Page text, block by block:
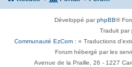
Développé parphpBB®
Traduit par
Communauté EzCom : « Traductions
Forum hébergé par les
Avenue de la Praille, 26 - 1227